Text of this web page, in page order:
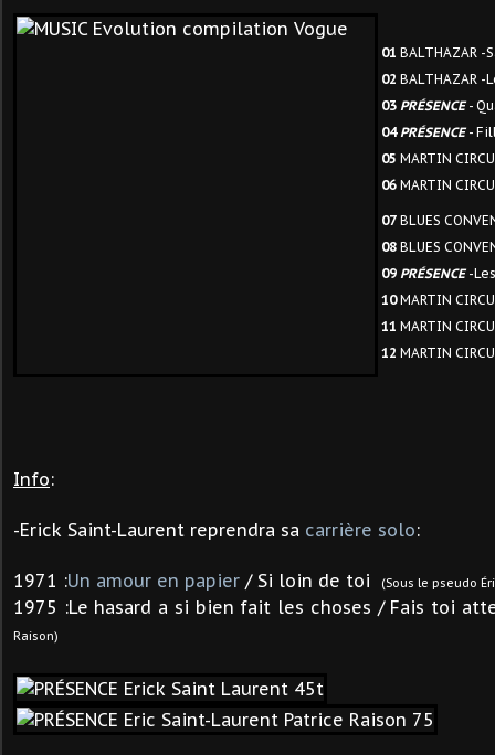
01 BALTHAZAR -
02 BALTHAZAR
03 PRÉSENCE-
04 PRÉSENCE-
05 MARTIN
06 MARTIN
07 BLUES
08 BLUES
09 PRÉSENCE-
10MARTIN
11 MARTIN
12 MARTIN
Info:
-Erick Saint-Laurent reprendra sa carrière solo:
1971 :Un amour en papier / Si loin de toi (Sous le pseudo
1975 :Le hasard a si bien fait les choses / Fais toi
Raison)